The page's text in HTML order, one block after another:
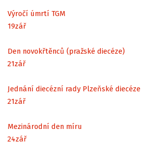
Výročí úmrtí TGM
19zář
Den novokřtěnců (pražské diecéze)
21zář
Jednání diecézní rady Plzeňské diecéze
21zář
Mezinárodní den míru
24zář